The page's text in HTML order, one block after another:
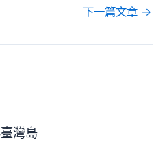
下一篇文章 →
灣島